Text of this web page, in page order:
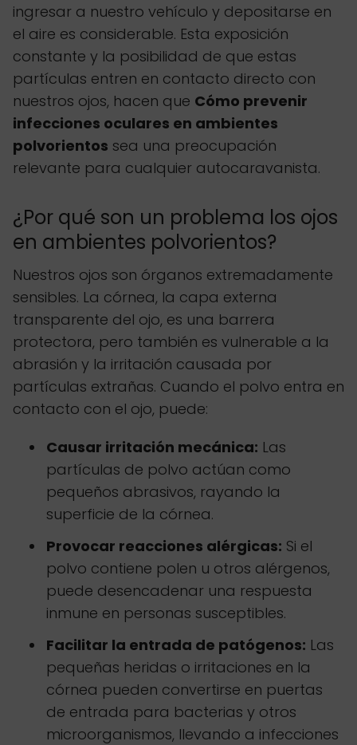
ingresar a nuestro vehículo y depositarse en
el aire es considerable. Esta exposición
constante y la posibilidad de que estas
partículas entren en contacto directo con
nuestros ojos, hacen que Cómo prevenir
infecciones oculares en ambientes
polvorientos sea una preocupación
relevante para cualquier autocaravanista.
¿Por qué son un problema los ojos
en ambientes polvorientos?
Nuestros ojos son órganos extremadamente
sensibles. La córnea, la capa externa
transparente del ojo, es una barrera
protectora, pero también es vulnerable a la
abrasión y la irritación causada por
partículas extrañas. Cuando el polvo entra en
contacto con el ojo, puede:
Causar irritación mecánica: Las
partículas de polvo actúan como
pequeños abrasivos, rayando la
superficie de la córnea.
Provocar reacciones alérgicas: Si el
polvo contiene polen u otros alérgenos,
puede desencadenar una respuesta
inmune en personas susceptibles.
Facilitar la entrada de patógenos: Las
pequeñas heridas o irritaciones en la
córnea pueden convertirse en puertas
de entrada para bacterias y otros
microorganismos, llevando a infecciones